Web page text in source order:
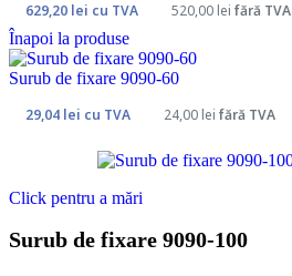
520,00 lei fără TVA
629,20 lei cu TVA
Înapoi la produse
Surub de fixare 9090-60
24,00 lei fără TVA
29,04 lei cu TVA
Click pentru a mări
Surub de fixare 9090-100